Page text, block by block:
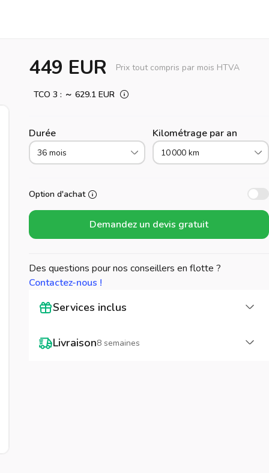
449 EUR Prix tout compris par mois HTVA
TCO 3 : ～ 629.1 EUR
Durée
36 mois
Kilométrage par an
10 000 km
Option d'achat
Demandez un devis gratuit
Des questions pour nos conseillers en flotte ?
Contactez-nous !
Services inclus
Livraison8 semaines